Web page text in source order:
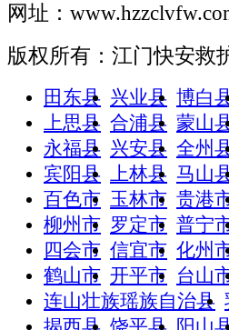
网址：
版权所有：江门快安救
田东县 兴业县 博白
上思县 合浦县 蒙山
永福县 兴安县 全州
宾阳县
上林县 马山
百色市 玉林市 贵港
柳州市 罗定市 普宁
四会市 信宜市 化州
鹤山市 开平市 台山
连山壮族瑶族自治县
揭西县 饶平县 阳山